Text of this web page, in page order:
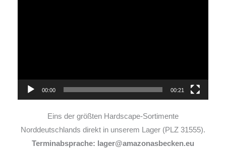
00:00 00:21
Eins der größten Hardscape-Sortimente
Norddeutschlands direkt in unserem Lager (PLZ 31555).
Terminabsprache: lager@amazonasbecken.eu